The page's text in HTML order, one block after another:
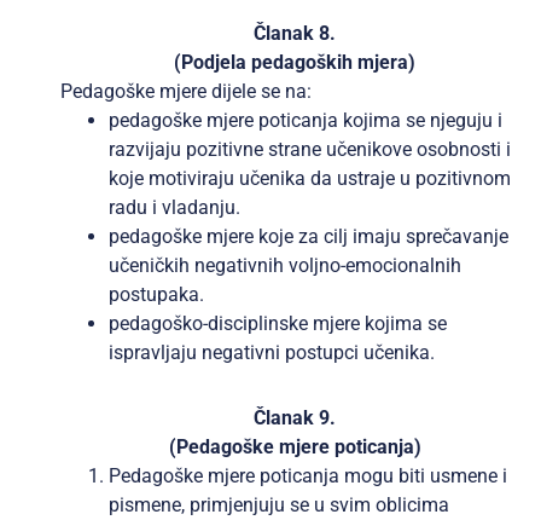
Članak 8.
(Podjela pedagoških mjera)
Pedagoške mjere dijele se na:
pedagoške mjere poticanja kojima se njeguju i
razvijaju pozitivne strane učenikove osobnosti i
koje motiviraju učenika da ustraje u pozitivnom
radu i vladanju.
pedagoške mjere koje za cilj imaju sprečavanje
učeničkih negativnih voljno-emocionalnih
postupaka.
pedagoško-disciplinske mjere kojima se
ispravljaju negativni postupci učenika.
Članak 9.
(Pedagoške mjere poticanja)
Pedagoške mjere poticanja mogu biti usmene i
pismene, primjenjuju se u svim oblicima